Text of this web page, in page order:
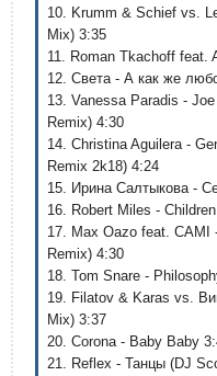
10. Krumm & Schief vs.
Mix) 3:35
11. Roman Tkachoff feat.
12. Света - А как же
13. Vanessa Paradis -
Remix) 4:30
14. Christina Aguilera -
Remix 2k18) 4:24
15. Ирина Салтыкова -
16. Robert Miles -
17. Max Oazo feat. CAMI
Remix) 4:30
18. Tom Snare -
19. Filatov & Karas vs.
Mix) 3:37
20. Corona - Baby Baby
21. Reflex - Танцы (DJ